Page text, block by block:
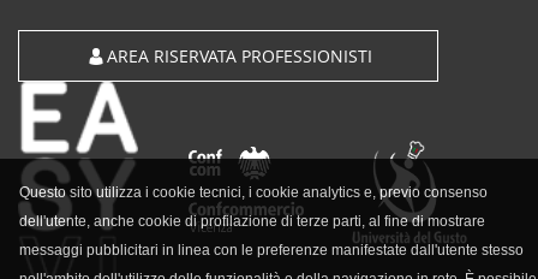
Questo sito utilizza i cookie tecnici, i cookie analytics e, previo consenso
dell'utente, anche cookie di profilazione di terze parti, al fine di mostrare
messaggi pubblicitari in linea con le preferenze manifestate dall'utente stesso
AREA RISERVATA PROFESSIONISTI